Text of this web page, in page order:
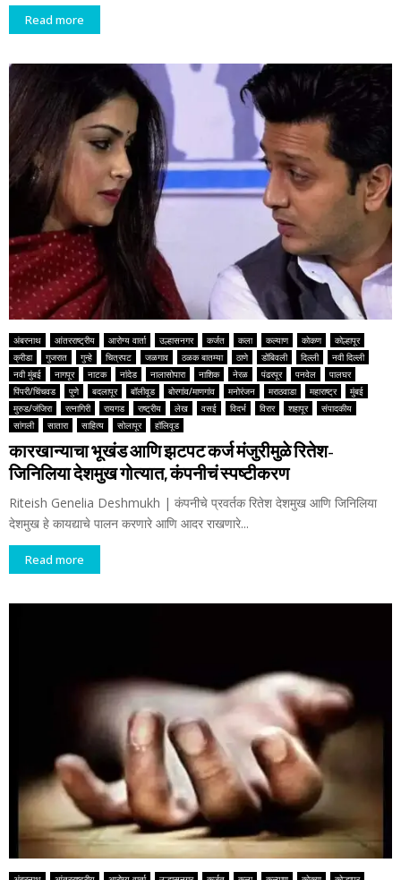
Read more
अंबरनाथ आंतरराष्ट्रीय आरोग्य वार्ता उल्हासनगर कर्जत कला कल्याण कोकण
कोल्हापूर
क्रीडा
गुजरात गुन्हे चित्रपट जळगाव ठळक बातम्या ठाणे डोंबिवली दिल्ली
नवी दिल्ली
नवी मुंबई
नागपूर नाटक नांदेड नालासोपारा नाशिक नेरळ पंढरपूर पनवेल
पालघर
पिंपरी/चिंचवड
पुणे बदलापूर बॉलीवूड बोरगांव/माणगांव मनोरंजन मराठवाडा महाराष्ट्र
मुंबई
मुरुड/जंजिरा
रत्नागिरी रायगड राष्ट्रीय लेख वसई विदर्भ विरार शहापूर
संपादकीय
सांगली
सातारा साहित्य सोलापूर हॉलिवूड
कारखान्याचा भूखंड आणि झटपट कर्ज मंजुरीमुळे रितेश-
जिनिलिया देशमुख गोत्यात, कंपनीचं स्पष्टीकरण
Riteish Genelia Deshmukh | कंपनीचे प्रवर्तक रितेश देशमुख आणि जिनिलिया
देशमुख हे कायद्याचे पालन करणारे आणि आदर राखणारे...
Read more